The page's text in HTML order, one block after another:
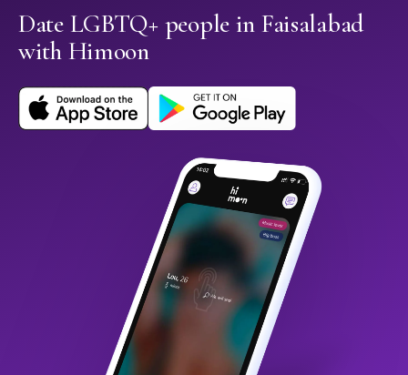
Date LGBTQ+ people in Faisalabad
with Himoon